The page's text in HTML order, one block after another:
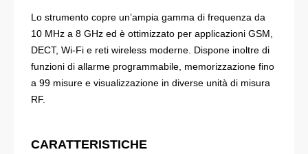
Lo strumento copre un’ampia gamma di frequenza da
10 MHz a 8 GHz ed è ottimizzato per applicazioni GSM,
DECT, Wi-Fi e reti wireless moderne. Dispone inoltre di
funzioni di allarme programmabile, memorizzazione fino
a 99 misure e visualizzazione in diverse unità di misura
RF.
CARATTERISTICHE